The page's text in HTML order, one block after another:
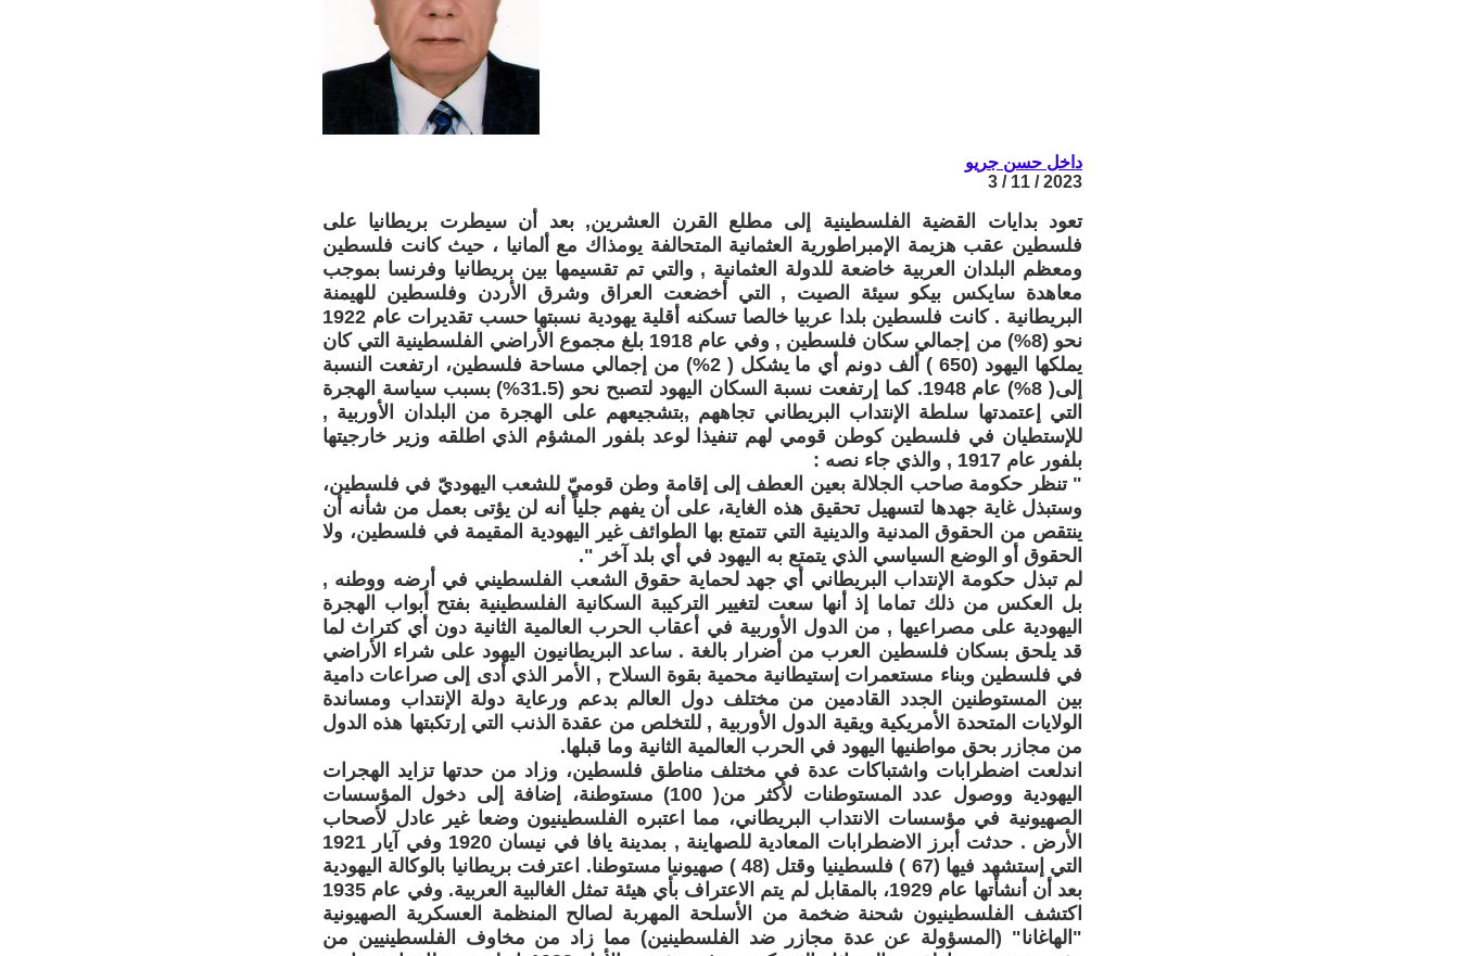
داخل حسن جريو
2023 / 11 / 3
تعود بدايات القضية الفلسطينية إلى مطلع القرن العشرين, بعد أن سيطرت بريطانيا على
فلسطين عقب هزيمة الإمبراطورية العثمانية المتحالفة يومذاك مع ألمانيا ، حيث كانت فلسطين
ومعظم البلدان العربية خاضعة للدولة العثمانية , والتي تم تقسيمها بين بريطانيا وفرنسا بموجب
معاهدة سايكس بيكو سيئة الصيت , التي أخضعت العراق وشرق الأردن وفلسطين للهيمنة
البريطانية . كانت فلسطين بلدا عربيا خالصا تسكنه أقلية يهودية نسبتها حسب تقديرات عام 1922
نحو (8%) من إجمالي سكان فلسطين , وفي عام 1918 بلغ مجموع الأراضي الفلسطينية التي كان
يملكها اليهود (650 ) ألف دونم أي ما يشكل ( 2%) من إجمالي مساحة فلسطين، ارتفعت النسبة
إلى( 8%) عام 1948. كما إرتفعت نسبة السكان اليهود لتصبح نحو (31.5%) بسبب سياسة الهجرة
التي إعتمدتها سلطة الإنتداب البريطاني تجاههم ,بتشجيعهم على الهجرة من البلدان الأوربية ,
للإستطيان في فلسطين كوطن قومي لهم تنفيذا لوعد بلفور المشؤم الذي اطلقه وزير خارجيتها
بلفور عام 1917 , والذي جاء نصه :
" تنظر حكومة صاحب الجلالة بعين العطف إلى إقامة وطن قوميّ للشعب اليهوديّ في فلسطين،
وستبذل غاية جهدها لتسهيل تحقيق هذه الغاية، على أن يفهم جلياً أنه لن يؤتى بعمل من شأنه أن
ينتقص من الحقوق المدنية والدينية التي تتمتع بها الطوائف غير اليهودية المقيمة في فلسطين، ولا
الحقوق أو الوضع السياسي الذي يتمتع به اليهود في أي بلد آخر ".
لم تبذل حكومة الإنتداب البريطاني أي جهد لحماية حقوق الشعب الفلسطيني في أرضه ووطنه ,
بل العكس من ذلك تماما إذ أنها سعت لتغيير التركيبة السكانية الفلسطينية بفتح أبواب الهجرة
اليهودية على مصراعيها , من الدول الأوربية في أعقاب الحرب العالمية الثانية دون أي كتراث لما
قد يلحق بسكان فلسطين العرب من أضرار بالغة . ساعد البريطانيون اليهود على شراء الأراضي
في فلسطين وبناء مستعمرات إستيطانية محمية بقوة السلاح , الأمر الذي أدى إلى صراعات دامية
بين المستوطنين الجدد القادمين من مختلف دول العالم بدعم ورعاية دولة الإنتداب ومساندة
الولايات المتحدة الأمريكية ويقية الدول الأوربية , للتخلص من عقدة الذنب التي إرتكبتها هذه الدول
من مجازر بحق مواطنيها اليهود في الحرب العالمية الثانية وما قبلها.
اندلعت اضطرابات واشتباكات عدة في مختلف مناطق فلسطين، وزاد من حدتها تزايد الهجرات
اليهودية ووصول عدد المستوطنات لأكثر من( 100) مستوطنة، إضافة إلى دخول المؤسسات
الصهيونية في مؤسسات الانتداب البريطاني، مما اعتبره الفلسطينيون وضعا غير عادل لأصحاب
الأرض . حدثت أبرز الاضطرابات المعادية للصهاينة , بمدينة يافا في نيسان 1920 وفي آيار 1921
التي إستشهد فيها (67 ) فلسطينيا وقتل (48 ) صهيونيا مستوطنا. اعترفت بريطانيا بالوكالة اليهودية
بعد أن أنشأتها عام 1929، بالمقابل لم يتم الاعتراف بأي هيئة تمثل الغالبية العربية. وفي عام 1935
اكتشف الفلسطينيون شحنة ضخمة من الأسلحة المهربة لصالح المنظمة العسكرية الصهيونية
"الهاغانا" (المسؤولة عن عدة مجازر ضد الفلسطينين) مما زاد من مخاوف الفلسطينيين من